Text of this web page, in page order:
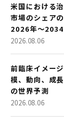
米国における
市場のシェア
2026年～
2026.08.06
前臨床イメー
模、動向、成
の世界予測
2026.08.06